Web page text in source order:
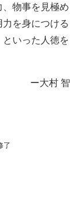
物事を見極め
を身につける
いった人徳を
ー大村 智
了